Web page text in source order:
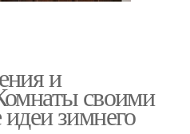
и
своими
зимнего